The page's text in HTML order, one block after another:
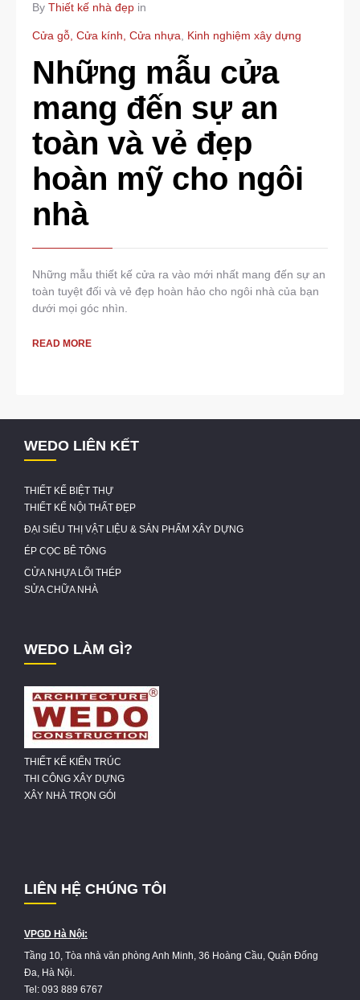
By Thiết kế nhà đẹp in
Cửa gỗ, Cửa kính, Cửa nhựa, Kinh nghiệm xây dựng
Những mẫu cửa
mang đến sự an
toàn và vẻ đẹp
hoàn mỹ cho ngôi
nhà
Những mẫu thiết kế cửa ra vào mới nhất mang đến sự an
toàn tuyệt đối và vẻ đẹp hoàn hảo cho ngôi nhà của bạn
dưới mọi góc nhìn.
READ MORE
WEDO LIÊN KẾT
THIẾT KẾ BIỆT THỰ
THIẾT KẾ NỘI THẤT ĐẸP
ĐẠI SIÊU THỊ VẬT LIỆU & SẢN PHẨM XÂY DỰNG
ÉP CỌC BÊ TÔNG
CỬA NHỰA LÕI THÉP
SỬA CHỮA NHÀ
WEDO LÀM GÌ?
THIẾT KẾ KIẾN TRÚC
THI CÔNG XÂY DỰNG
XÂY NHÀ TRỌN GÓI
LIÊN HỆ CHÚNG TÔI
VPGD Hà Nội:
Tầng 10, Tòa nhà văn phòng Anh Minh, 36 Hoàng Cầu, Quận Đống
Đa, Hà Nội.
Tel: 093 889 6767